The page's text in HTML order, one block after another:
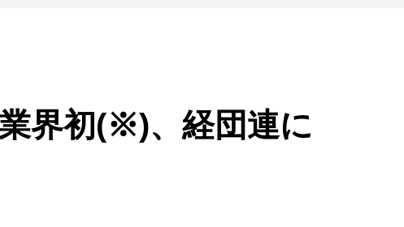
界初(※)、経団連に